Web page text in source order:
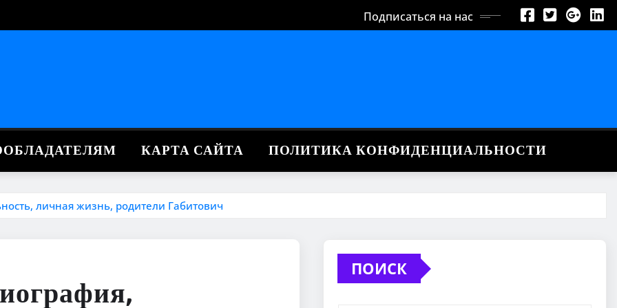
Подписаться на нас
КАРТА САЙТА ПОЛИТИКА КОНФИДЕНЦИАЛЬНОСТИ
личная жизнь, родители Габитович
ПОИСК